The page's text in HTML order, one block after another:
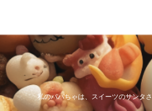
私のパパちゃは、スイーツのサンタ